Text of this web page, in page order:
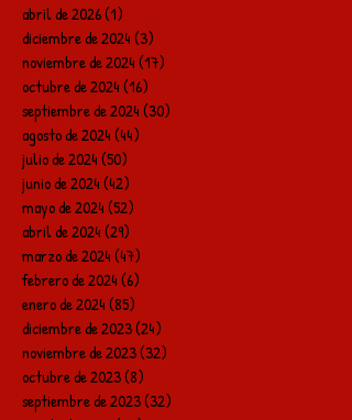
abril de 2026(1)
diciembre de 2024(3)
noviembre de 2024(17)
octubre de 2024(16)
septiembre de 2024(30)
agosto de 2024(44)
julio de 2024(50)
junio de 2024(42)
mayo de 2024(52)
abril de 2024(29)
marzo de 2024(47)
febrero de 2024(6)
enero de 2024(85)
diciembre de 2023(24)
noviembre de 2023(32)
octubre de 2023(8)
septiembre de 2023(32)